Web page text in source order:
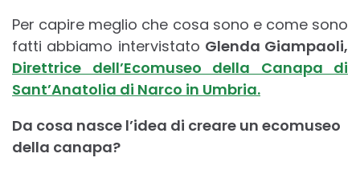
Per capire meglio che cosa sono e come sono
fatti abbiamo intervistato Glenda Giampaoli,
Direttrice dell’Ecomuseo della Canapa di
Sant’Anatolia di Narco in Umbria.
Da cosa nasce l’idea di creare un ecomuseo
della canapa?